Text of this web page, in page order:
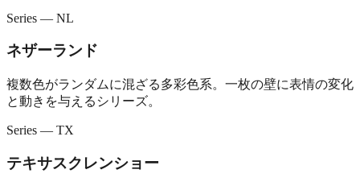
Series — NL
ネザーランド
複数色がランダムに混ざる多彩色系。一枚の壁に表情の変化
と動きを与えるシリーズ。
Series — TX
テキサスクレンショー